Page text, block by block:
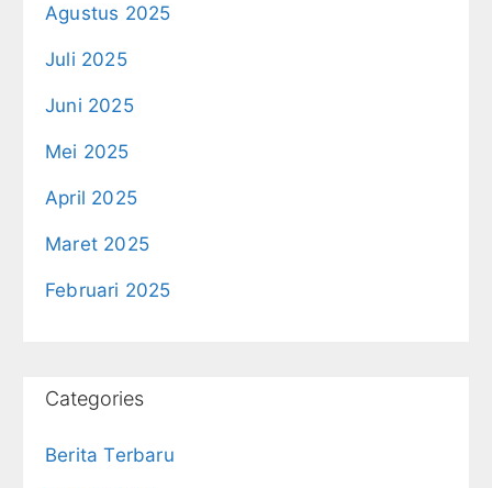
Agustus 2025
Juli 2025
Juni 2025
Mei 2025
April 2025
Maret 2025
Februari 2025
Categories
Berita Terbaru